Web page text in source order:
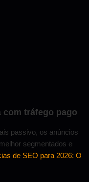
com tráfego pago
passivo, os anúncios
segmentados e
de SEO para 2026: O